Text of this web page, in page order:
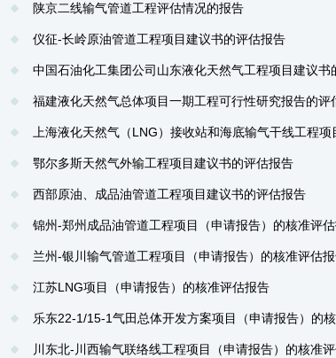
陕京二线输气管道工程评估情况的报告
仪征-长岭原油管道工程项目建议书的评估报告
中国石油化工集团公司山东液化天然气工程项目建议书
福建液化天然气总体项目一期工程可行性研究报告的评
上海液化天然气（LNG）接收站和海底输气干线工程
鄂尔多斯天然气外输工程项目建议书的评估报告
西部原油、成品油管道工程项目建议书的评估报告
锦州-郑州成品油管道工程项目（申请报告）的核准评
兰州-银川输气管道工程项目（申请报告）的核准评估
江苏LNG项目（申请报告）的核准评估报告
乐东22-1/15-1气田总体开发方案项目（申请报告）的
川东北-川西输气联络线工程项目（申请报告）的核准